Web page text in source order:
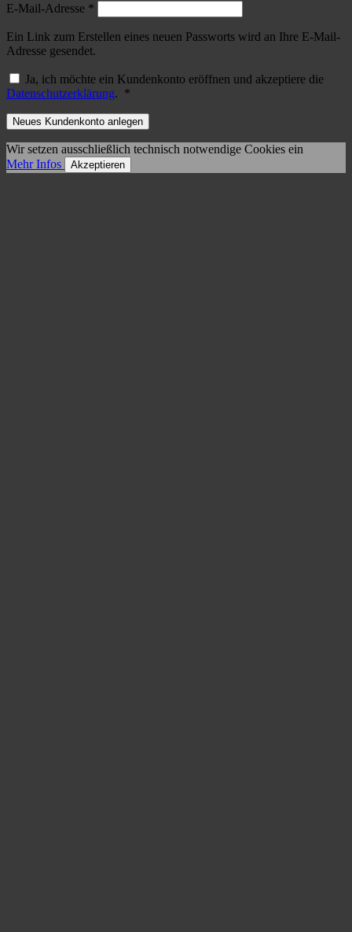
E-Mail-Adresse *
Ein Link zum Erstellen eines neuen Passworts wird an Ihre E-Mail-
Adresse gesendet.
Ja, ich möchte ein Kundenkonto eröffnen und akzeptiere die
Datenschutzerklärung. *
Neues Kundenkonto anlegen
Wir setzen ausschließlich technisch notwendige Cookies ein
Mehr Infos
Akzeptieren